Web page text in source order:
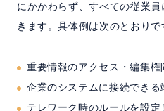
にかかわらず、すべての従業
きます。具体例は次のとおりで
重要情報のアクセス・編集権
企業のシステムに接続できる
テレワーク時のルールを設定